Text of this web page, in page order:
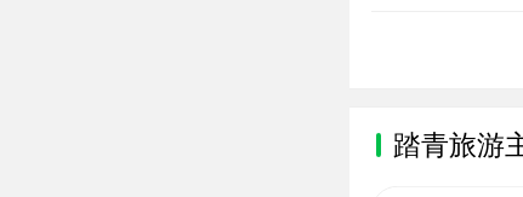
踏青旅游